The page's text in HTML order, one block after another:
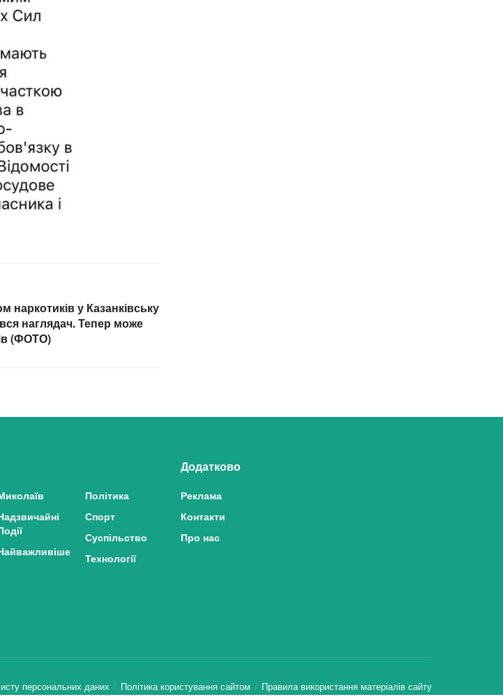
наркотиків у Казанківську
наглядач. Тепер може
(ФОТО)
Політика
Спорт
Суспільство
Технології
Додатково
Реклама
Контакти
Про нас
персональних даних Політика користування сайтом Правила використання матеріалів сайту